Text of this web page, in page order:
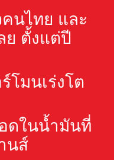
นไทย และ
ย ตั้งแต่ปี
โมนเร่งโต
ดในน้ำมันที่
นส์